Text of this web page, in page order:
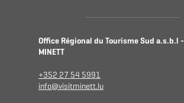
Office Régional du Tourisme Sud a.s.b.l
MINETT
+352 27 54 5991
info@visitminett.lu